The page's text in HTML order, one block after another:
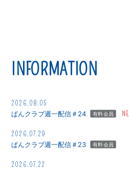
SCHEDULE
MOVIE
PHOTO
DISCOGRAPHY
INFORMATION
2026.08.05
ぱんクラブ週一配信＃24 有料会員
2026.07.29
ぱんクラブ週一配信＃23 有料会員
2026.07.22